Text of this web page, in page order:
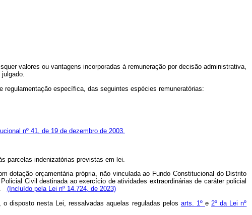
valores ou vantagens incorporadas à remuneração por decisão administrativa,
específica, das seguintes espécies remuneratórias:
nº 41, de 19 de dezembro de 2003.
parcelas indenizatórias previstas em lei.
dotação orçamentária própria, não vinculada ao Fundo Constitucional do Distrito
Civil destinada ao exercício de atividades extraordinárias de caráter policial
(Incluído pela Lei nº 14.724, de 2023)
disposto nesta Lei, ressalvadas aquelas reguladas pelos arts. 1º e 2º da Lei nº